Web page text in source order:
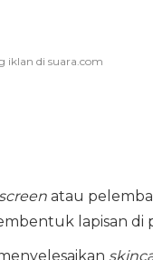
atau
lapisan di